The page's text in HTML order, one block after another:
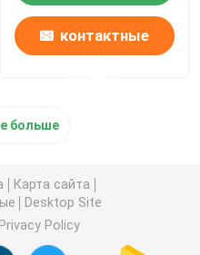
25mm 45mm 70mm
контактные
больше
Карта сайта
Desktop Site
Privacy Policy